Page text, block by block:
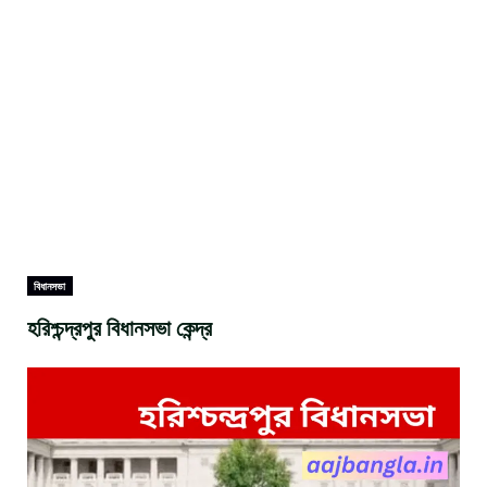
বিধানসভা
হরিশ্চন্দ্রপুর বিধানসভা কেন্দ্র